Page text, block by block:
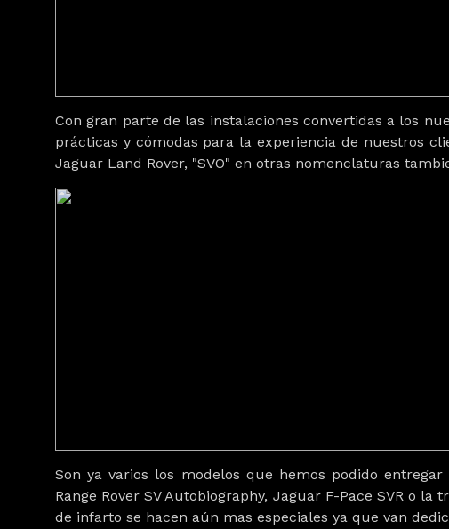
Con gran parte de las instalaciones convertidas a los
prácticas y cómodas para la experiencia de nuestros
Jaguar Land Rover, "SVO" en otras nomenclaturas
Son ya varios los modelos que hemos podido entregar
Range Rover SV Autobiography, Jaguar F-Pace SVR o
de infarto se hacen aún mas especiales ya que van